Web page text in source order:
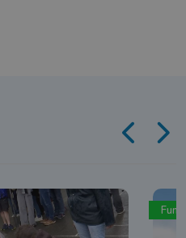
Fun